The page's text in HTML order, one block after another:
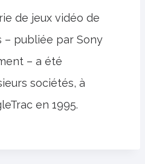
de jeux vidéo de
– publiée par Sony
– a été
sociétés, à
en 1995.